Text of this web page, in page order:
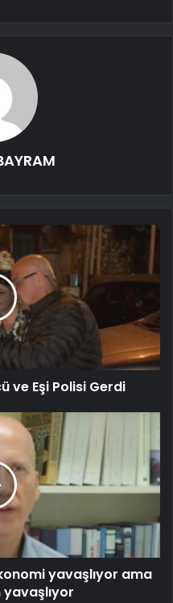
ve Eşi Polisi Gerdi
yavaşlıyor ama
yavaşlıyor